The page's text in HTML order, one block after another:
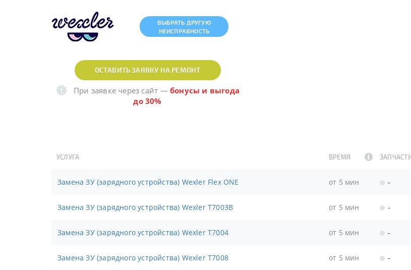
ВЫБРАТЬ ДРУГУЮ
НЕИСПРАВНОСТЬ
ОСТАВИТЬ ЗАЯВКУ НА РЕМОНТ
При заявке через сайт — бонусы и выгода
до 30%
УСЛУГА ВРЕМЯ
Замена ЗУ (зарядного устройства) Wexler Flex ONE от 5 мин -
Замена ЗУ (зарядного устройства) Wexler T7003B от 5 мин -
Замена ЗУ (зарядного устройства) Wexler T7004 от 5 мин -
Замена ЗУ (зарядного устройства) Wexler T7008 от 5 мин -